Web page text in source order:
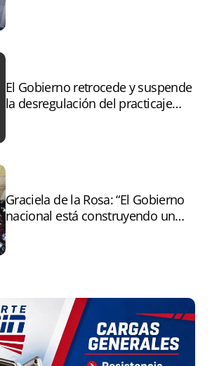
El Gobierno retrocede y suspende
la desregulación del practicaje
Graciela de la Rosa: “El Gobierno
nacional está construyendo un